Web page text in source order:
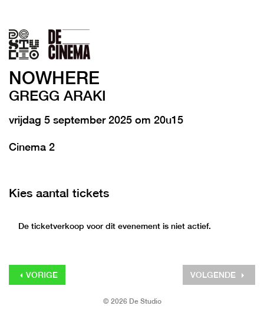
NOWHERE
GREGG ARAKI
vrijdag 5 september 2025 om 20u15
Cinema 2
Kies aantal tickets
De ticketverkoop voor dit evenement is niet actief.
VORIGE VOLGENDE
© 2026 De Studio